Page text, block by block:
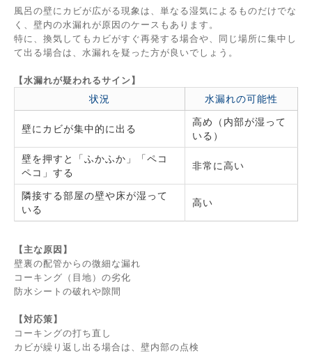
風呂の壁にカビが広がる現象は、単なる湿気によるものだけでな
く、壁内の水漏れが原因のケースもあります。
特に、換気してもカビがすぐ再発する場合や、同じ場所に集中し
て出る場合は、水漏れを疑った方が良いでしょう。
【水漏れが疑われるサイン】
状況 水漏れの可能性
壁にカビが集中的に出る
高め（内部が湿って
いる）
壁を押すと「ふかふか」「ペコ
ペコ」する
非常に高い
隣接する部屋の壁や床が湿って
いる
高い
【主な原因】
壁裏の配管からの微細な漏れ
コーキング（目地）の劣化
防水シートの破れや隙間
【対応策】
コーキングの打ち直し
カビが繰り返し出る場合は、壁内部の点検